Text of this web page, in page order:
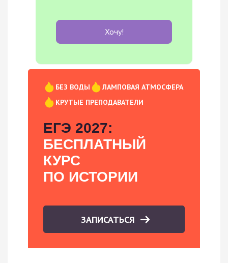
Хочу!
БЕЗ ВОДЫ
ЛАМПОВАЯ АТМОСФЕРА
КРУТЫЕ ПРЕПОДАВАТЕЛИ
ЕГЭ 2027:
БЕСПЛАТНЫЙ
КУРС
ПО ИСТОРИИ
ЗАПИСАТЬСЯ